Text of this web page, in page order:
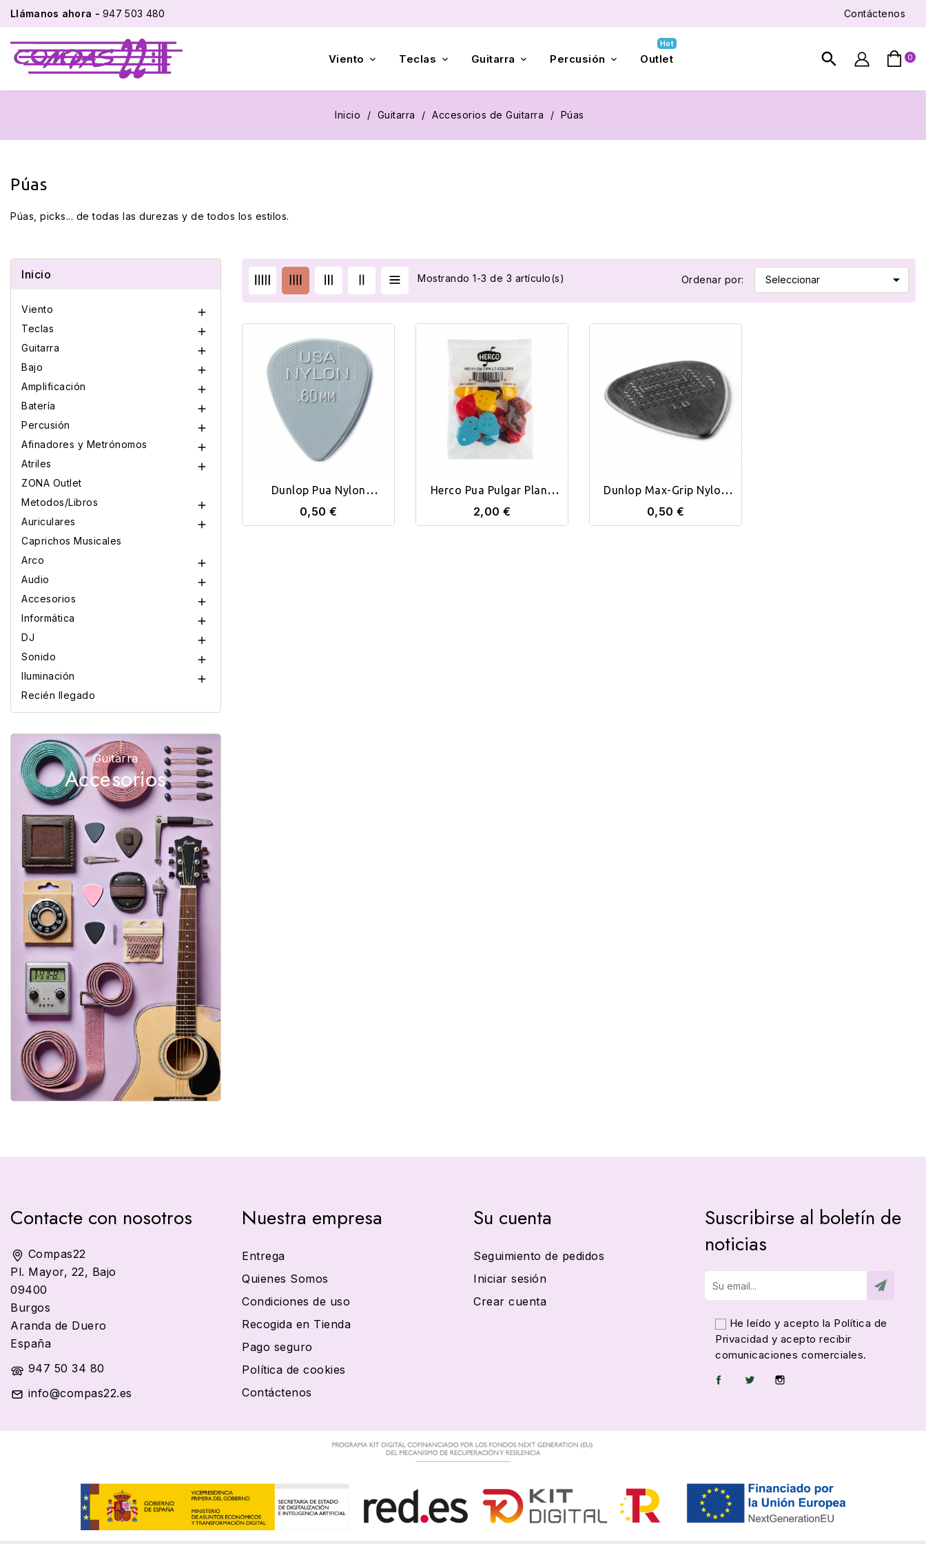
Llámanos ahora - 947 503 480 Contáctenos
Viento  Teclas  Guitarra  Percusión  Outlet
Hot
0
search
Inicio Guitarra Accesorios de Guitarra Púas
Púas
Púas, picks... de todas las durezas y de todos los estilos.
Inicio
Viento 
Teclas 
Guitarra 
Bajo 
Amplificación 
Batería 
Percusión 
Afinadores y Metrónomos 
Atriles 
ZONA Outlet
Metodos/Libros

Auriculares 
Caprichos Musicales
Arco

Audio 
Accesorios 
Informática 
DJ 
Sonido 
Iluminación 
Recién llegado
Guitarra
Accesorios
Mostrando 1-3 de 3 artículo(s) Ordenar por: Seleccionar 
Dunlop Pua Nylon
Standard 0.60
0,50 €
Herco Pua Pulgar Plana
Light Unidad
2,00 €
Dunlop Max-Grip Nylon
Púa 1 Mm.
0,50 €
Contacte con nosotros
Compas22
Pl. Mayor, 22, Bajo
09400
Burgos
Aranda de Duero
España
947 50 34 80
info@compas22.es
Nuestra empresa
Entrega
Quienes Somos
Condiciones de uso
Recogida en Tienda
Pago seguro
Política de cookies
Contáctenos
Su cuenta
Seguimiento de pedidos
Iniciar sesión
Crear cuenta
Suscribirse al boletín de
noticias
He leído y acepto la Política de
Privacidad y acepto recibir
comunicaciones comerciales.
Facebook
Twitter